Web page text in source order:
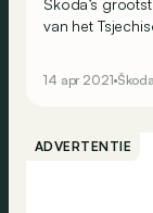
Skoda’s
van het
wijzigingen
motorkap gaat
14 apr 2021
ADVERTENTIE